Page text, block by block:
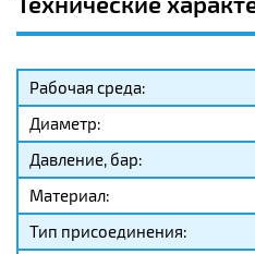
Рабочая среда:
Диаметр:
Давление, бар:
Материал:
Тип присоединения: